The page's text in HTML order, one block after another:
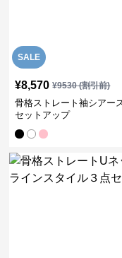
SALE
¥8,570 ¥9530(割引前)
骨格ストレート袖シアー
セットアップ